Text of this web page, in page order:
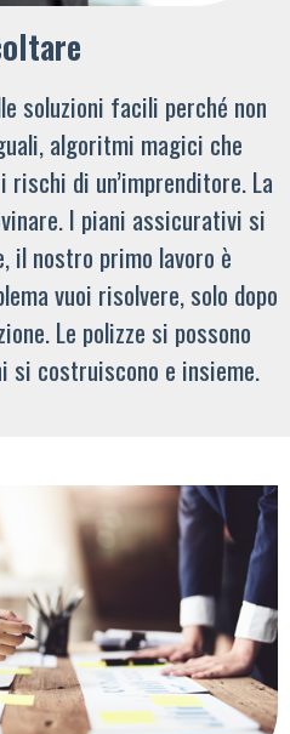
soluzioni facili perché non
algoritmi magici che
di un’imprenditore. La
I piani assicurativi si
il nostro primo lavoro è
vuoi risolvere, solo dopo
Le polizze si possono
si costruiscono e insieme.